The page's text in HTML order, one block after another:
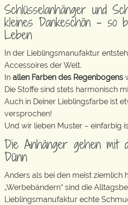
Schlüsselanhänger und
kleines Dankeschön – so
Leben
In der Lieblingsmanufaktur
Accessoires der Welt.
In allen Farben des Regenbogens
Die Stoffe sind stets harmonisch
Auch in Deiner Lieblingsfarbe ist
versprochen!
Und wir lieben Muster – einfarbig
Die Anhänger gehen mit
Dünn
Anders als bei den meist ziemlich
„Werbebändern“ sind die
Lieblingsmanufaktur echte